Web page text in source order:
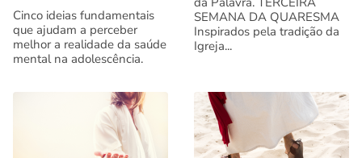
Cinco ideias fundamentais
que ajudam a perceber
melhor a realidade da saúde
mental na adolescência.
SEMANA DA QUARESMA
Inspirados pela tradição da
Igreja...